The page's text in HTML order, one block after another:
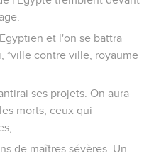
Egypte qui parleront la
serment par l'Eternel, le
appelée ville de la
à l'Eternel au cœur
du pays un monument en
pour l'Eternel, le
ils crieront à l'Eternel à